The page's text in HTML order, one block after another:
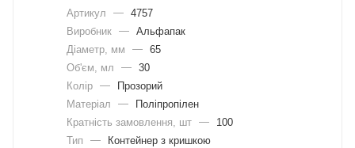
Артикул — 4757
Виробник — Альфапак
Діаметр, мм
— 65
Об'єм, мл
— 30
Колір —
Прозорий
Матеріал
—
Поліпропілен
Кратність замовлення, шт —
100
Тип
—
Контейнер з кришкою